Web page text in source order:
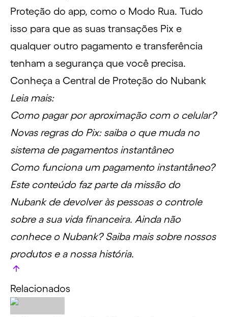
Proteção do app, como o Modo Rua. Tudo
isso para que as suas transações Pix e
qualquer outro pagamento e transferência
tenham a segurança que você precisa.
Conheça a Central de Proteção do Nubank
Leia mais:
Como pagar por aproximação com o celular?
Novas regras do Pix: saiba o que muda no
sistema de pagamentos instantâneo
Como funciona um pagamento instantâneo?
Este conteúdo faz parte da missão do
Nubank de devolver às pessoas o controle
sobre a sua vida financeira. Ainda não
conhece o Nubank? Saiba mais sobre nossos
produtos e a nossa história.
Relacionados